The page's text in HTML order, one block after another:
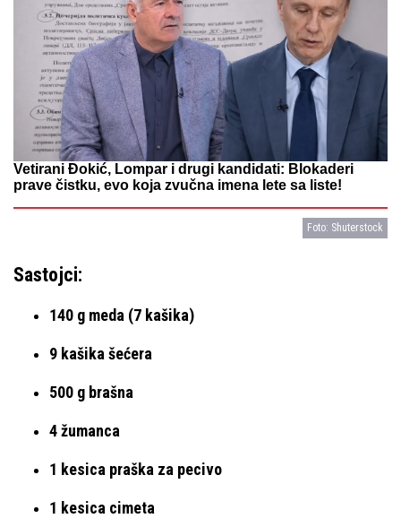
Foto: Shuterstock
Vetirani Đokić, Lompar i drugi kandidati: Blokaderi
prave čistku, evo koja zvučna imena lete sa liste!
Sastojci:
140 g meda (7 kašika)
9 kašika šećera
500 g brašna
4 žumanca
1 kesica praška za pecivo
1 kesica cimeta